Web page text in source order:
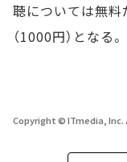
聴については無料
（1000円）となる。
Copyright © ITmedia, Inc.